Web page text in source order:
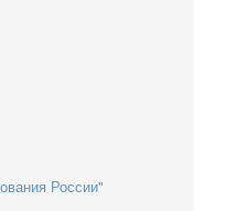
России"